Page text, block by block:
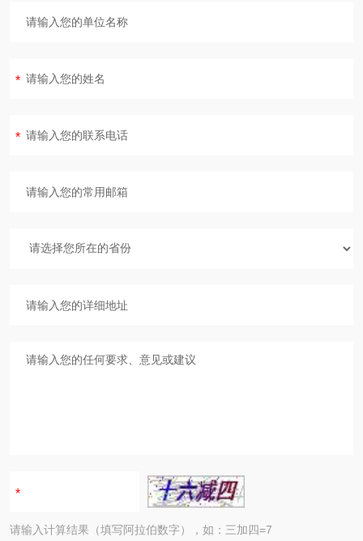
请输入计算结果（填写阿拉伯数字），如：三加四=7